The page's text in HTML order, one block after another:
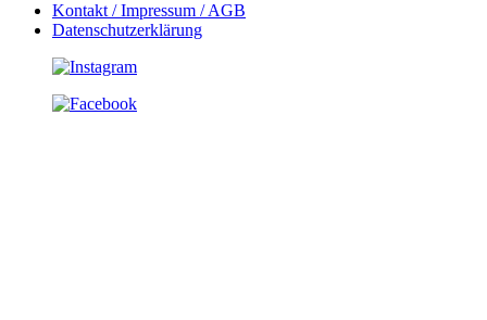
Kontakt / Impressum / AGB
Datenschutzerklärung